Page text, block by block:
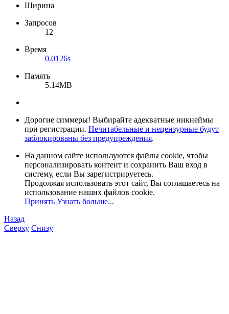
Ширина
Запросов
12
Время
0.0126s
Память
5.14MB
Дорогие симмеры! Выбирайте адекватные никнеймы
при регистрации. Нечитабельные и нецензурные будут
заблокированы без предупреждения.
На данном сайте используются файлы cookie, чтобы
персонализировать контент и сохранить Ваш вход в
систему, если Вы зарегистрируетесь.
Продолжая использовать этот сайт, Вы соглашаетесь на
использование наших файлов cookie.
Принять Узнать больше...
Назад
Сверху Снизу